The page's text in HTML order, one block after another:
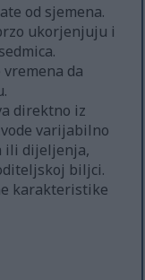
od sjemena.
ukorjenjuju i
da
direktno iz
varijabilno
ili dijeljenja,
biljci.
karakteristike